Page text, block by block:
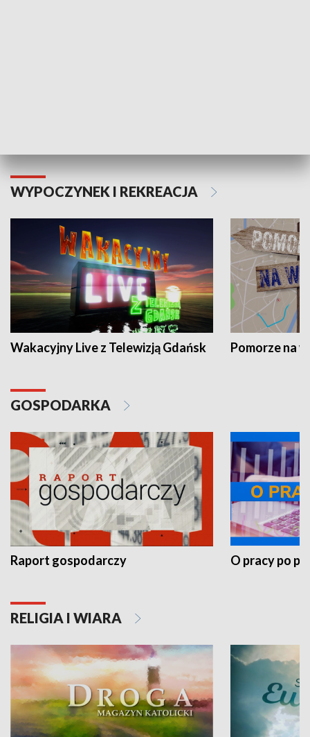
WYPOCZYNEK I REKREACJA
Wakacyjny Live z Telewizją Gdańsk Pomorze na
GOSPODARKA
Raport gospodarczy O pracy po
RELIGIA I WIARA